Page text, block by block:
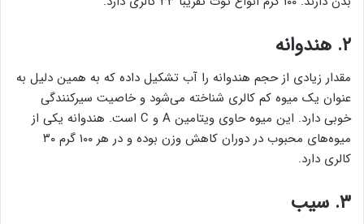
۲. هندوانه
مقدار زیادی از حجم هندوانه را آب تشکیل داده که به همین دلیل به
عنوان یک میوه کم کالری شناخته می‌شود و خاصیت سیرکنندگی
خوبی دارد. این میوه حاوی ویتامین A و C است. هندوانه یکی از
میوه‌های محبوب در دوران کاهش وزن بوده و در هر ۱۰۰ گرم ۳۰
کالری دارد.
۳. سیب